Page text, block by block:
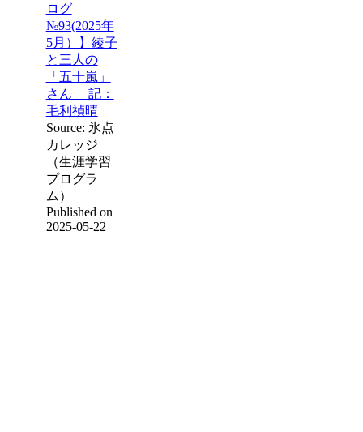
ログ
№93(2025年
5月）】綾子
と三人の
「五十嵐」
さん 記：
毛利禎晴
Source: 氷点
カレッジ
（生涯学習
プログラ
ム）
Published on
2025-05-22